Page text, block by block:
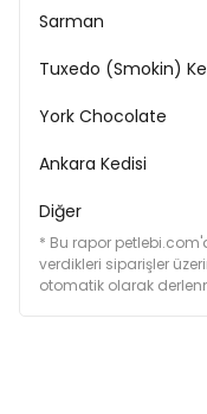
Manganez 42 mg
Çinko 126 mg
Selenyum 0,08
Amonyum
Koruyucular
Sarman
Tuxedo (Smokin)
York Chocolate
Ankara Kedisi
Diğer
* Bu rapor
verdikleri siparişler
otomatik olarak